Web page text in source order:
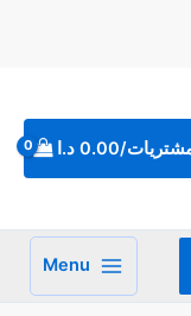
0.00 د.ا
Menu